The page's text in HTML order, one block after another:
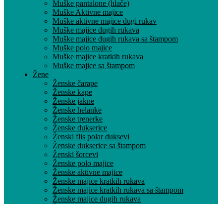
Muške pantalone (hlače)
Muške Aktivne majice
Muške aktivne majice dugi rukav
Muške majice dugih rukava
Muške majice dugih rukava sa štampom
Muške polo majice
Muške majice kratkih rukava
Muške majice sa štampom
Žene
Ženske čarape
Ženske kape
Ženske jakne
Ženske helanke
Ženske trenerke
Ženske dukserice
Ženski flis polar duksevi
Ženske dukserice sa štampom
Ženski šorcevi
Ženske polo majice
Ženske aktivne majice
Ženske majice kratkih rukava
Ženske majice kratkih rukava sa štampom
Ženske majice dugih rukava